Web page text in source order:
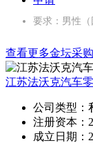
要求：男性
查看更多金坛采
江苏法沃克汽车
公司类型：
注册资本：
成立日期：